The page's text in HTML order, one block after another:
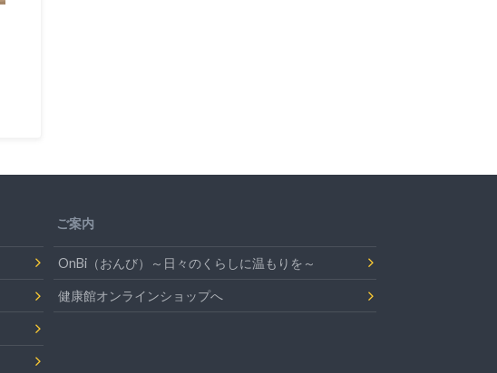
ご案内
OnBi（おんび）～日々のくらしに温もりを～
健康館オンラインショップへ